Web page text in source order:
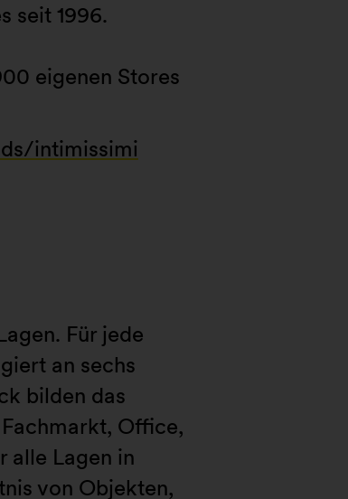
seit 1996.
eigenen Stores
intimissimi
Für jede
an sechs
bilden das
Office,
alle Lagen in
von Objekten,